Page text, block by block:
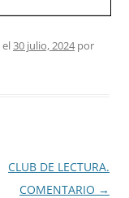
el30 julio, 2024por
CLUB DE LECTURA.
COMENTARIO →